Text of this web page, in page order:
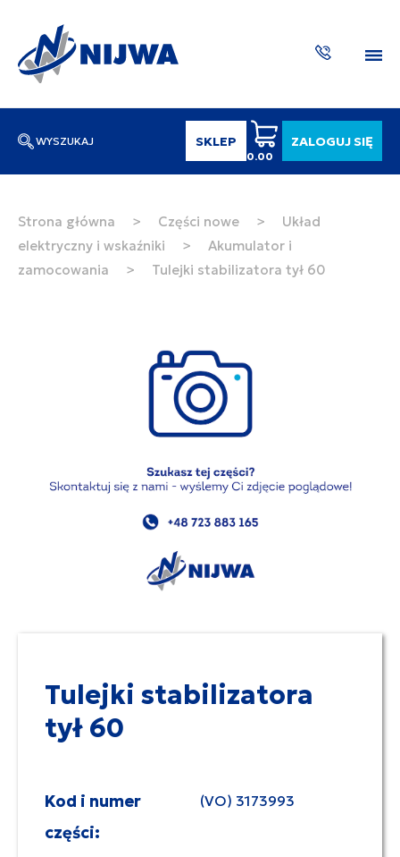
WYSZUKAJ SKLEP
0.00
ZALOGUJ SIĘ
Wpisz numer katalogowy lub nazwę
SZUKAJ
Strona główna > Części nowe >
Układ
elektryczny i wskaźniki
>
Akumulator i
zamocowania
> Tulejki stabilizatora tył 60
Tulejki stabilizatora
tył 60
Kod i numer
części:
(VO) 3173993